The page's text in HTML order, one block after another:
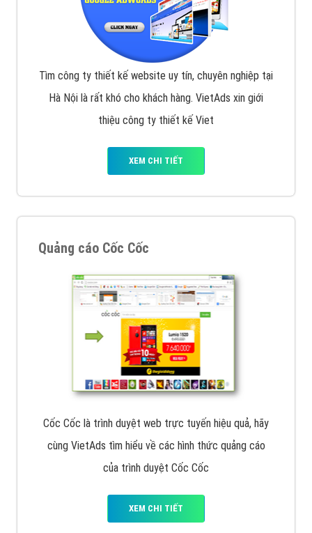
Tìm công ty thiết kế website uy tín, chuyên nghiệp tại
Hà Nội là rất khó cho khách hàng. VietAds xin giới
thiệu công ty thiết kế Viet
XEM CHI TIẾT
Quảng cáo Cốc Cốc
Cốc Cốc là trình duyệt web trực tuyến hiệu quả, hãy
cùng VietAds tìm hiểu về các hình thức quảng cáo
của trình duyệt Cốc Cốc
XEM CHI TIẾT